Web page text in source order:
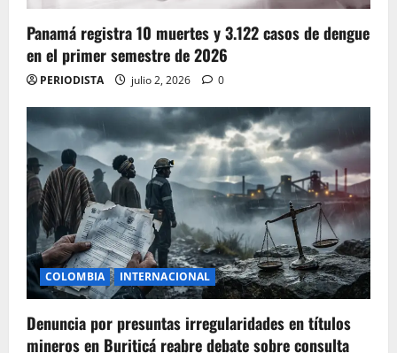
Panamá registra 10 muertes y 3.122 casos de dengue
en el primer semestre de 2026
PERIODISTA julio 2, 2026 0
COLOMBIA INTERNACIONAL
Denuncia por presuntas irregularidades en títulos
mineros en Buriticá reabre debate sobre consulta